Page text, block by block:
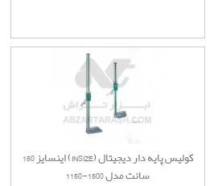
کولیس پایه دار دیجیتال (INSIZE) اینسایز 150
سانت مدل 1500-1150